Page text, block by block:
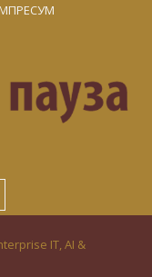
IT, AI &